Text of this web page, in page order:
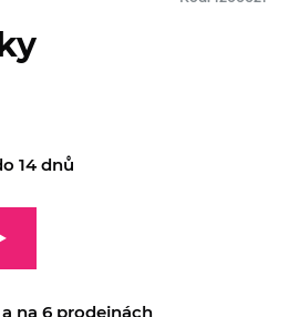
14 dnů
na 6 prodejnách